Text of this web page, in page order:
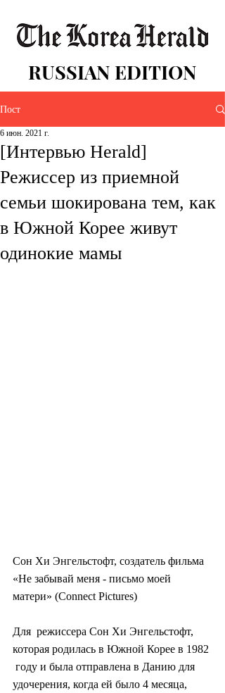
RUSSIAN EDITION
Пост
[Интервью Herald]
Режиссер из приемной
семьи шокирована тем, как
в Южной Корее живут
одинокие мамы
6 июн. 2021 г.
Сон Хи Энгельстофт, создатель фильма
«Не забывай меня - письмо моей
матери» (Connect Pictures)
Для  режиссера Сон Хи Энгельстофт,
которая родилась в Южной Корее в 1982
году и была отправлена ​​в Данию для
удочерения, когда ей было 4 месяца,